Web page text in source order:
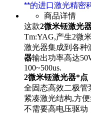
**的进口激光精密
商品详情
这款2微米铥激光
Tm:YAG,产生2微
激光器集成到各种
器输出功率高达
100~500us.
2微米铥激光器*点
全固态高效二极管
紧凑激光结构,方
不需要高电压驱动